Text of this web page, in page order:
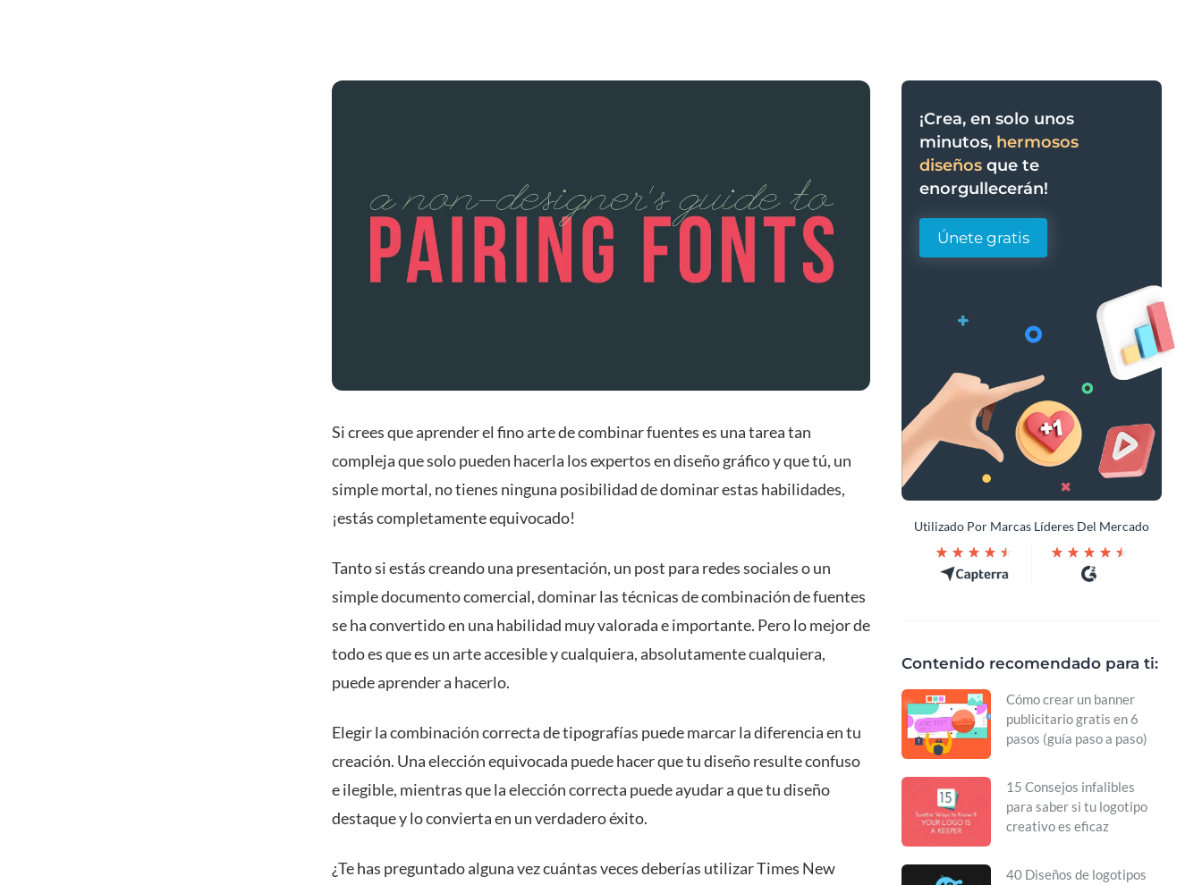
Si crees que aprender el fino arte de combinar fuentes es una tarea tan
compleja que solo pueden hacerla los expertos en diseño gráfico y que tú, un
simple mortal, no tienes ninguna posibilidad de dominar estas habilidades,
¡estás completamente equivocado!
Tanto si estás creando una presentación, un post para redes sociales o un
simple documento comercial, dominar las técnicas de combinación de fuentes
se ha convertido en una habilidad muy valorada e importante. Pero lo mejor de
todo es que es un arte accesible y cualquiera, absolutamente cualquiera,
puede aprender a hacerlo.
Elegir la combinación correcta de tipografías puede marcar la diferencia en tu
creación. Una elección equivocada puede hacer que tu diseño resulte confuso
e ilegible, mientras que la elección correcta puede ayudar a que tu diseño
destaque y lo convierta en un verdadero éxito.
¿Te has preguntado alguna vez cuántas veces deberías utilizar Times New
¡Crea, en solo unos
minutos, hermosos
diseños que te
enorgullecerán!
Únete gratis
Utilizado Por Marcas Líderes Del Mercado
Contenido recomendado para ti:
Cómo crear un banner
publicitario gratis en 6
pasos (guía paso a paso)
15 Consejos infalibles
para saber si tu logotipo
creativo es eficaz
40 Diseños de logotipos